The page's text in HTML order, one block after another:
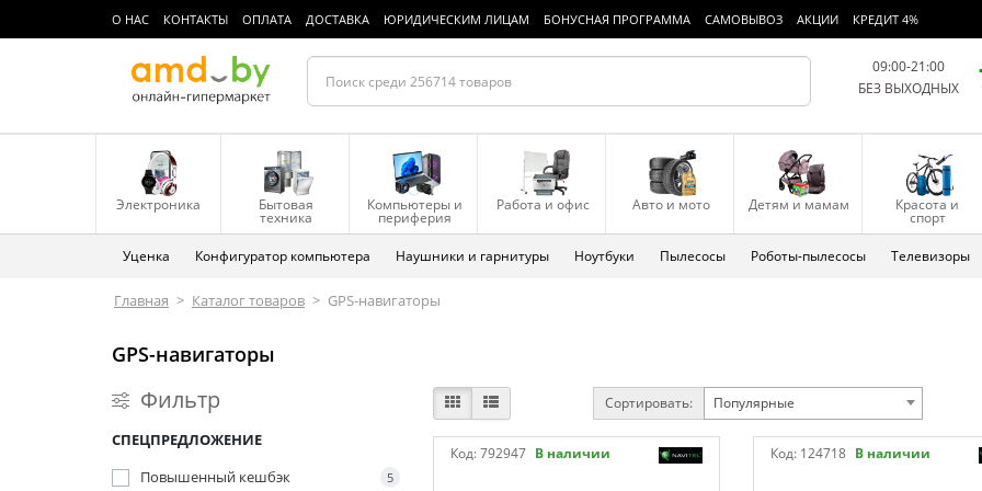
О НАС КОНТАКТЫ ОПЛАТА ДОСТАВКА ЮРИДИЧЕСКИМ ЛИЦАМ БОНУСНАЯ ПРОГРАММА САМОВЫВОЗ АКЦИИ КРЕДИТ 4%
09:00-21:00
БЕЗ ВЫХОДНЫХ
Электроника Бытовая
техника
Компьютеры и
периферия
Работа и офис Авто и мото Детям и мамам Красота и
спорт
Уценка Конфигуратор компьютера Наушники и гарнитуры Ноутбуки Пылесосы Роботы-пылесосы Телевизоры
Главная > Каталог товаров > GPS-навигаторы
GPS-навигаторы
Фильтр
СПЕЦПРЕДЛОЖЕНИЕ
Повышенный кешбэк
5
Сортировать: Популярные
Код:792947 В наличии Код: 124718 В наличии